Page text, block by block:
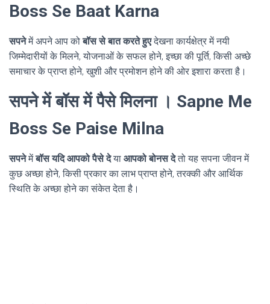
Boss Se Baat Karna
सपनेमें अपने आप कोबॉस से बात करते हुएदेखना कार्यक्षेत्र में नयी
जिम्मेदारीयों के मिलने, योजनाओं के सफल होने, इच्छा की पूर्ति, किसी अच्छे
समाचार के प्राप्त होने, खुशी और प्रमोशन होने की ओर इशारा करता है।
सपने में बॉस में पैसे मिलना । Sapne Me
Boss Se Paise Milna
सपनेमेंबॉस यदि आपको पैसे देया आपको बोनस देतो यह सपना जीवन में
कुछ अच्छा होने, किसी प्रकार का लाभ प्राप्त होने, तरक्की और आर्थिक
स्थिति के अच्छा होने का संकेत देता है।